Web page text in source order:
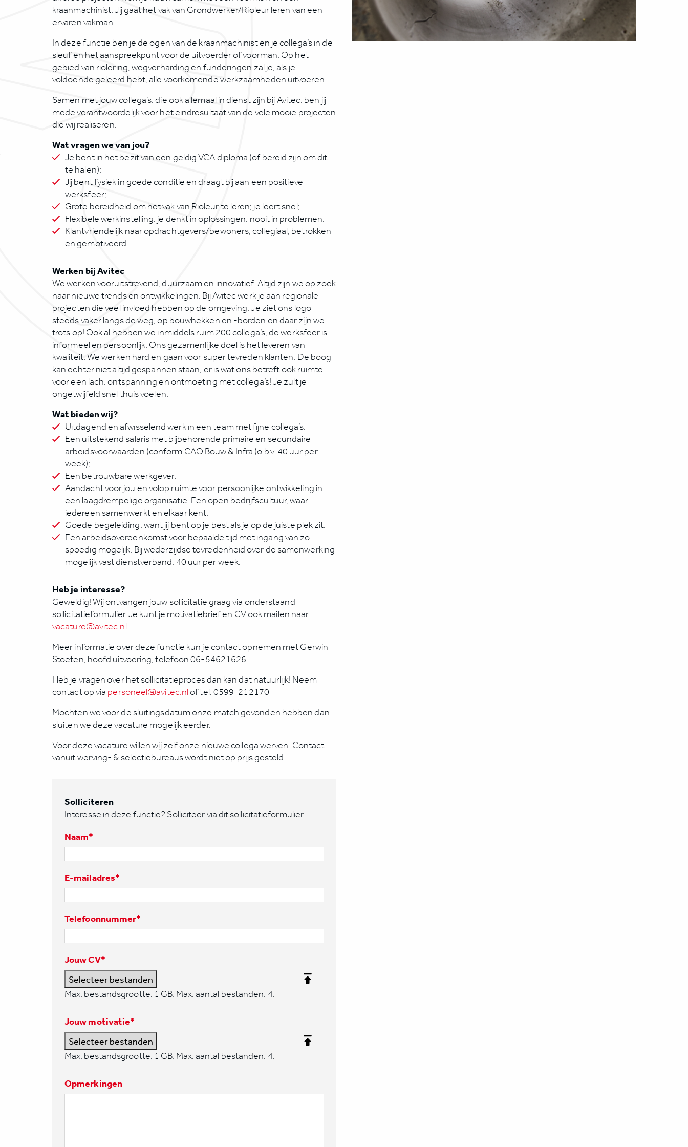
kraanmachinist. Jij gaat het vak van Grondwerker/Rioleur leren van een
ervaren vakman.
In deze functie ben je de ogen van de kraanmachinist en je collega’s in de
sleuf en het aanspreekpunt voor de uitvoerder of voorman. Op het
gebied van riolering, wegverharding en funderingen zal je, als je
voldoende geleerd hebt, alle voorkomende werkzaamheden uitvoeren.
Samen met jouw collega’s, die ook allemaal in dienst zijn bij Avitec, ben jij
mede verantwoordelijk voor het eindresultaat van de vele mooie projecten
die wij realiseren.
Wat vragen we van jou?
Je bent in het bezit van een geldig VCA diploma (of bereid zijn om dit
te halen);
Jij bent fysiek in goede conditie en draagt bij aan een positieve
werksfeer;
Grote bereidheid om het vak van Rioleur te leren; je leert snel;
Flexibele werkinstelling; je denkt in oplossingen, nooit in problemen;
Klantvriendelijk naar opdrachtgevers/bewoners, collegiaal, betrokken
en gemotiveerd.
Werken bij Avitec
We werken vooruitstrevend, duurzaam en innovatief. Altijd zijn we op zoek
naar nieuwe trends en ontwikkelingen. Bij Avitec werk je aan regionale
projecten die veel invloed hebben op de omgeving. Je ziet ons logo
steeds vaker langs de weg, op bouwhekken en -borden en daar zijn we
trots op! Ook al hebben we inmiddels ruim 200 collega’s, de werksfeer is
informeel en persoonlijk. Ons gezamenlijke doel is het leveren van
kwaliteit. We werken hard en gaan voor super tevreden klanten. De boog
kan echter niet altijd gespannen staan, er is wat ons betreft ook ruimte
voor een lach, ontspanning en ontmoeting met collega’s! Je zult je
ongetwijfeld snel thuis voelen.
Wat bieden wij?
Uitdagend en afwisselend werk in een team met fijne collega’s;
Een uitstekend salaris met bijbehorende primaire en secundaire
arbeidsvoorwaarden (conform CAO Bouw & Infra (o.b.v. 40 uur per
week);
Een betrouwbare werkgever;
Aandacht voor jou en volop ruimte voor persoonlijke ontwikkeling in
een laagdrempelige organisatie. Een open bedrijfscultuur, waar
iedereen samenwerkt en elkaar kent;
Goede begeleiding, want jij bent op je best als je op de juiste plek zit;
Een arbeidsovereenkomst voor bepaalde tijd met ingang van zo
spoedig mogelijk. Bij wederzijdse tevredenheid over de samenwerking
mogelijk vast dienstverband; 40 uur per week.
Heb je interesse?
Geweldig! Wij ontvangen jouw sollicitatie graag via onderstaand
sollicitatieformulier. Je kunt je motivatiebrief en CV ook mailen naar
vacature@avitec.nl.
Meer informatie over deze functie kun je contact opnemen met Gerwin
Stoeten, hoofd uitvoering, telefoon 06-54621626.
Heb je vragen over het sollicitatieproces dan kan dat natuurlijk! Neem
contact op via personeel@avitec.nlof tel. 0599-212170
Mochten we voor de sluitingsdatum onze match gevonden hebben dan
sluiten we deze vacature mogelijk eerder.
Voor deze vacature willen wij zelf onze nieuwe collega werven. Contact
vanuit werving- & selectiebureaus wordt niet op prijs gesteld.
Solliciteren
Interesse in deze functie? Solliciteer via dit sollicitatieformulier.
Naam*
E-mailadres*
Telefoonnummer*
Jouw CV*
Selecteer bestanden
Max. bestandsgrootte: 1 GB, Max. aantal bestanden: 4.
Jouw motivatie*
Selecteer bestanden
Max. bestandsgrootte: 1 GB, Max. aantal bestanden: 4.
Opmerkingen